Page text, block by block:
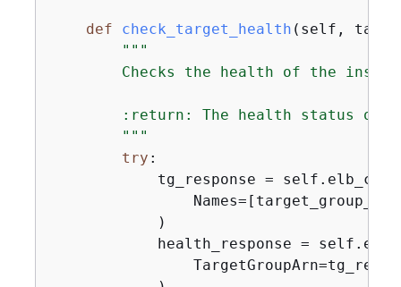
def check_target_health ( self,
"""
Checks the health of the
:return: The health status of
        """
try :
tg_response =
            )
health_response =